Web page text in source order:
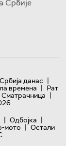
Србије
Србија данас |
времена | Рат
Сматрачница |
| Одбојка |
мото | Остали